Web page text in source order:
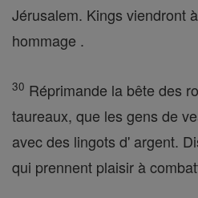
Jérusalem. Kings viendront
hommage .
30 Réprimande la bête des
taureaux, que les gens de
avec des lingots d' argent.
qui prennent plaisir à